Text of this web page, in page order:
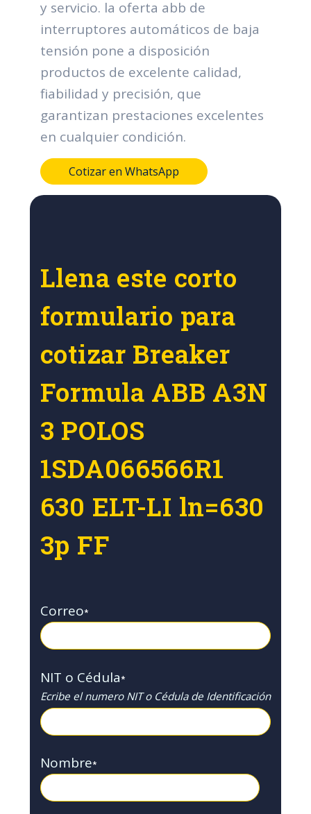
y servicio. la oferta abb de
interruptores automáticos de baja
tensión pone a disposición
productos de excelente calidad,
fiabilidad y precisión, que
garantizan prestaciones excelentes
en cualquier condición.
Cotizar en WhatsApp
Llena este corto
formulario para
cotizar Breaker
Formula ABB A3N
3 POLOS
1SDA066566R1
630 ELT-LI ln=630
3p FF
Correo*
NIT o Cédula*
Ecribe el numero NIT o Cédula de Identificación
Nombre*